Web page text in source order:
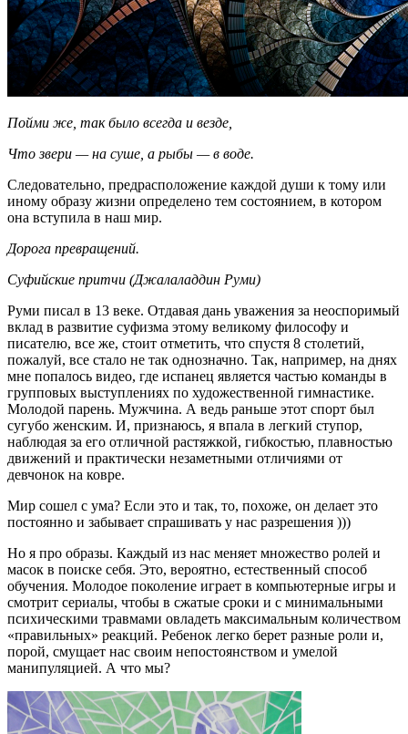
Пойми же, так было всегда и везде,
Что звери — на суше, а рыбы — в воде.
Следовательно, предрасположение каждой души к тому или
иному образу жизни определено тем состоянием, в котором
она вступила в наш мир.
Дорога превращений.
Суфийские притчи (Джалаладдин Руми)
Руми писал в 13 веке. Отдавая дань уважения за неоспоримый
вклад в развитие суфизма этому великому философу и
писателю, все же, стоит отметить, что спустя 8 столетий,
пожалуй, все стало не так однозначно. Так, например, на днях
мне попалось видео, где испанец является частью команды в
групповых выступлениях по художественной гимнастике.
Молодой парень. Мужчина. А ведь раньше этот спорт был
сугубо женским. И, признаюсь, я впала в легкий ступор,
наблюдая за его отличной растяжкой, гибкостью, плавностью
движений и практически незаметными отличиями от
девчонок на ковре.
Мир сошел с ума? Если это и так, то, похоже, он делает это
постоянно и забывает спрашивать у нас разрешения )))
Но я про образы. Каждый из нас меняет множество ролей и
масок в поиске себя. Это, вероятно, естественный способ
обучения. Молодое поколение играет в компьютерные игры и
смотрит сериалы, чтобы в сжатые сроки и с минимальными
психическими травмами овладеть максимальным количеством
«правильных» реакций. Ребенок легко берет разные роли и,
порой, смущает нас своим непостоянством и умелой
манипуляцией. А что мы?